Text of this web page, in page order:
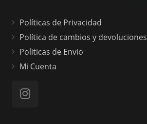
Políticas de Privacidad
Política de cambios y devoluciones
Politicas de Envio
Mi Cuenta